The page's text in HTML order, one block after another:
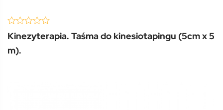
0
out
of
5
(0 Review )
Kinezyterapia. Taśma do kinesiotapingu (5cm x 5
m).